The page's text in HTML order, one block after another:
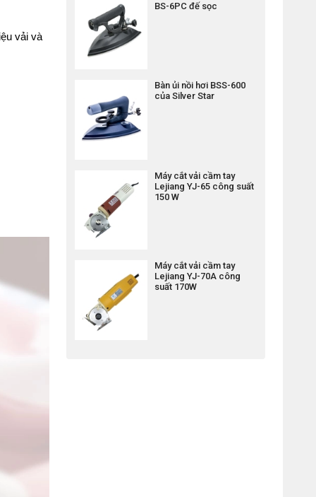
vải và
BS-6PC đế sọc
Bàn ủi nồi hơi BSS-600
của Silver Star
Máy cắt vải cầm tay
Lejiang YJ-65 công suất
150 W
Máy cắt vải cầm tay
Lejiang YJ-70A công
suất 170W